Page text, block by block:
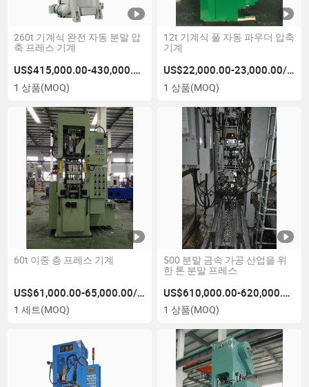
260t 기계식 완전 자동 분말 압
축 프레스 기계
US$415,000.00-430,000.00/상품
1 상품(MOQ)
12t 기계식 풀 자동 파우더 압축
기계
US$22,000.00-23,000.00/상품
1 상품(MOQ)
60t 이중 층 프레스 기계
US$61,000.00-65,000.00/세트
1 세트(MOQ)
500 분말 금속 가공 산업을 위
한 톤 분말 프레스
US$610,000.00-620,000.00/상품
1 상품(MOQ)